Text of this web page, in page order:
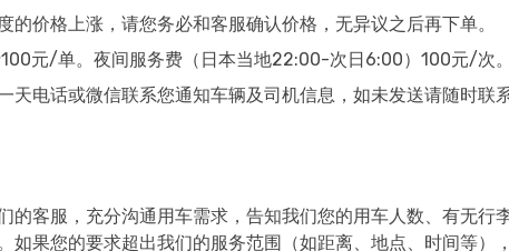
的价格上涨，请您务必和客服确认价格，无异议之后再下单。
元/单。夜间服务费（日本当地22:00-次日6:00）100元/次。
天电话或微信联系您通知车辆及司机信息，如未发送请随时联系
的客服，充分沟通用车需求，告知我们您的用车人数、有无
如果您的要求超出我们的服务范围（如距离、地点、时间等